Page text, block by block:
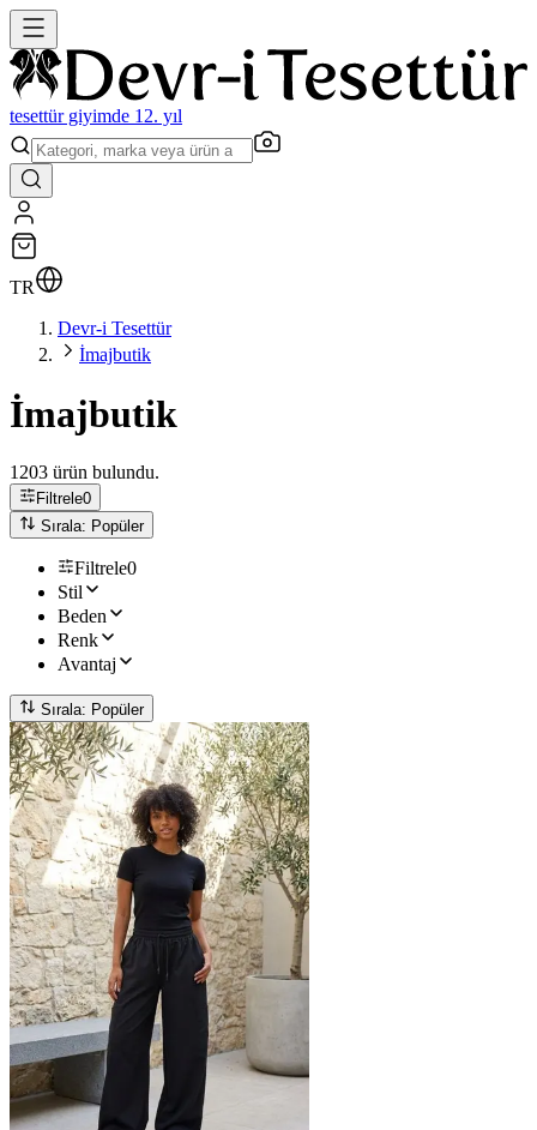
tesettür giyimde 12. yıl
TR
Devr-i Tesettür
İmajbutik
İmajbutik
1203 ürün bulundu.
Filtrele0
Sırala: Popüler
Filtrele0
Stil
Beden
Renk
Avantaj
Sırala: Popüler